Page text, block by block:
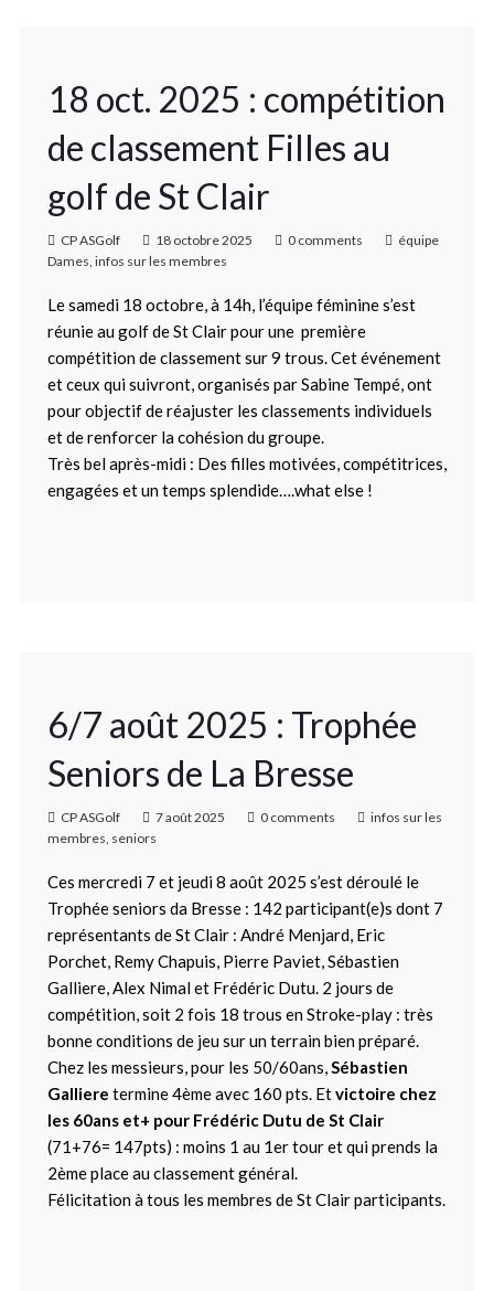
18 oct. 2025 : compétition
de classement Filles au
golf de St Clair
CP ASGolf 18 octobre 2025 0 comments
équipe
Dames, infos sur les membres
Le samedi 18 octobre, à 14h, l’équipe féminine s’est
réunie au golf de St Clair pour une première
compétition de classement sur 9 trous. Cet événement
et ceux qui suivront, organisés par Sabine Tempé, ont
pour objectif de réajuster les classements individuels
et de renforcer la cohésion du groupe.
Très bel après-midi : Des filles motivées, compétitrices,
engagées et un temps splendide….what else !
6/7 août 2025 : Trophée
Seniors de La Bresse
CP ASGolf 7 août 2025 0 comments
infos sur les
membres, seniors
Ces mercredi 7 et jeudi 8 août 2025 s’est déroulé le
Trophée seniors da Bresse : 142 participant(e)s dont 7
représentants de St Clair : André Menjard, Eric
Porchet, Remy Chapuis, Pierre Paviet, Sébastien
Galliere, Alex Nimal et Frédéric Dutu. 2 jours de
compétition, soit 2 fois 18 trous en Stroke-play : très
bonne conditions de jeu sur un terrain bien préparé.
Chez les messieurs, pour les 50/60ans,Sébastien
Galliere termine 4ème avec 160 pts. Etvictoire chez
les 60ans et+ pour Frédéric Dutu de St Clair
(71+76= 147pts) : moins 1 au 1er tour et qui prends la
2ème place au classement général.
Félicitation à tous les membres de St Clair participants.